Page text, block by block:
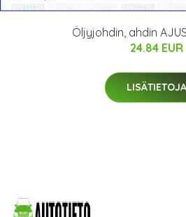
Öljyjohdin, ahdin
24.84 EUR
LISÄTIETOJA